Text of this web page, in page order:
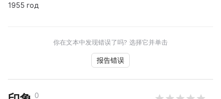
1955 год
你在文本中发现错误了吗? 选择它并单击
报告错误
0